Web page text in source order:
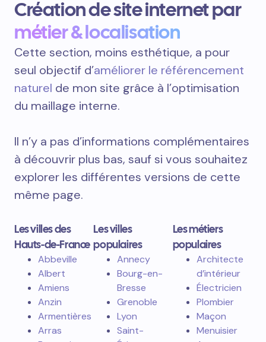
Combien de temps faut-il pour créer un
site WordPress ?
Création de site internet par
Cette section, moins esthétique, a pour
seul objectif d’améliorer le référencement
naturelde mon site grâce à l’optimisation
du maillage interne.
Il n’y a pas d’informations complémentaires
à découvrir plus bas, sauf si vous souhaitez
explorer les différentes versions de cette
même page.
Les villes des
Hauts-de-France
Les villes
populaires
Les métiers
populaires